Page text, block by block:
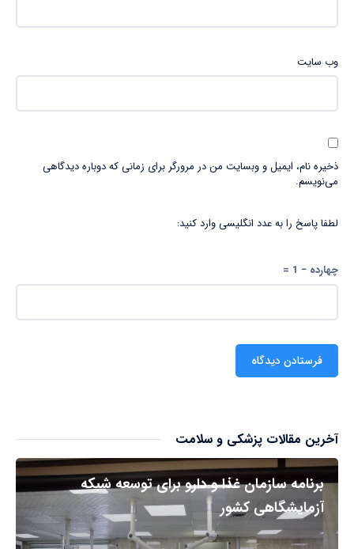
وب‌ سایت
ذخیره نام، ایمیل و وبسایت من در مرورگر برای زمانی که دوباره دیدگاهی
می‌نویسم.
لطفا پاسخ را به عدد انگلیسی وارد کنید:
چهارده − 1 =
آخرین مقالات پزشکی و سلامت
برنامه سازمان غذا و دارو برای توسعه شبکه
آزمایشگاهی کشور